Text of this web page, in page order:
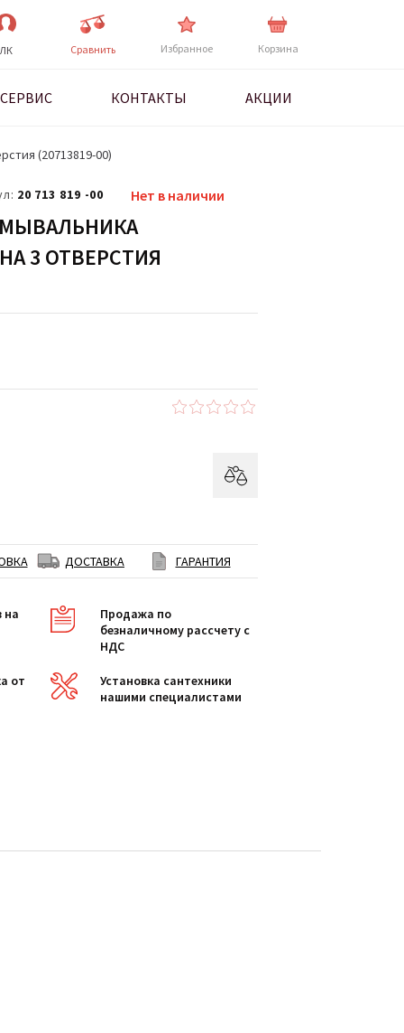
ЛК Cравнить Избранное Корзина
СЕРВИС КОНТАКТЫ АКЦИИ
(20713819-00)
20 713 819 -00 Нет в наличии
НА 3 ОТВЕРСТИЯ
ДОСТАВКА ГАРАНТИЯ
на
Продажа по
безналичному рассчету с
НДС
от
Установка сантехники
нашими специалистами